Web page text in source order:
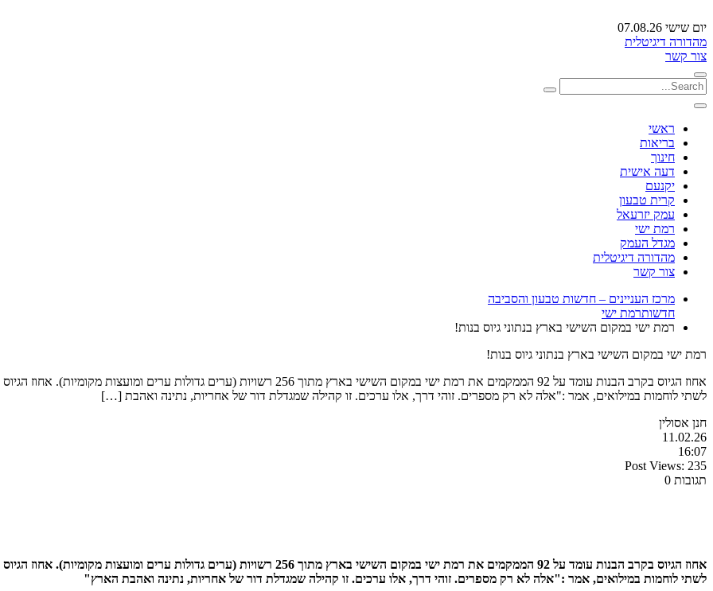
יום שישי 07.08.26
מהדורה דיגיטלית
צור קשר
ראשי
בריאות
חינוך
דעה אישית
יקנעם
קרית טבעון
עמק יזרעאל
רמת ישי
מגדל העמק
מהדורה דיגיטלית
צור קשר
מרכז העניינים – חדשות טבעון והסביבה
חדשותרמת ישי
רמת ישי במקום השישי בארץ בנתוני גיוס בנות!
רמת ישי במקום השישי בארץ בנתוני גיוס בנות!
לשתי לוחמות במילואים, אמר :"אלה לא רק מספרים. זוהי דרך, אלו ערכים. זו קהילה שמגדלת דור של אחריות, נתינה ואהבת […]
חנן אסולין
11.02.26
16:07
Post Views: 235
תגובות 0
אחוז הגיוס בקרב הבנות עומד על 92 הממקמים את רמת ישי במקום השישי בארץ מתוך 256 רשויות (ערים גדולות ערים ומועצות מקומיות).
אחוז הגיוס
לשתי לוחמות במילואים, אמר :"אלה לא רק מספרים. זוהי דרך, אלו ערכים. זו קהילה שמגדלת דור של אחריות, נתינה ואהבת הארץ"